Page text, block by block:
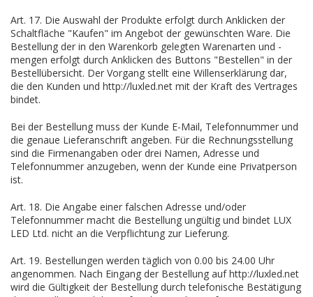
Art. 17. Die Auswahl der Produkte erfolgt durch Anklicken der
Schaltfläche "Kaufen" im Angebot der gewünschten Ware. Die
Bestellung der in den Warenkorb gelegten Warenarten und -
mengen erfolgt durch Anklicken des Buttons "Bestellen" in der
Bestellübersicht. Der Vorgang stellt eine Willenserklärung dar,
die den Kunden und http://luxled.net mit der Kraft des Vertrages
bindet.
Bei der Bestellung muss der Kunde E-Mail, Telefonnummer und
die genaue Lieferanschrift angeben. Für die Rechnungsstellung
sind die Firmenangaben oder drei Namen, Adresse und
Telefonnummer anzugeben, wenn der Kunde eine Privatperson
ist.
Art. 18. Die Angabe einer falschen Adresse und/oder
Telefonnummer macht die Bestellung ungültig und bindet LUX
LED Ltd. nicht an die Verpflichtung zur Lieferung.
Art. 19. Bestellungen werden täglich von 0.00 bis 24.00 Uhr
angenommen. Nach Eingang der Bestellung auf http://luxled.net
wird die Gültigkeit der Bestellung durch telefonische Bestätigung